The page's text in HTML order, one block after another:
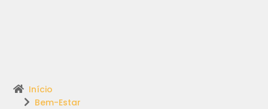
Início
Bem-Estar